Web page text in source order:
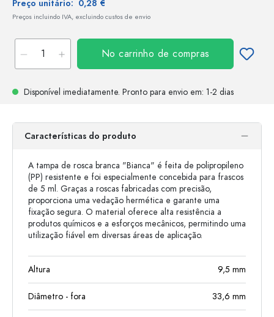
Preço unitário: 0,28 €
Preços incluindo IVA, excluindo custos de envio
No carrinho de compras
Disponível imediatamente. Pronto para envio em: 1-2 dias
Características do produto
A tampa de rosca branca "Bianca" é feita de polipropileno
(PP) resistente e foi especialmente concebida para frascos
de 5 ml. Graças a roscas fabricadas com precisão,
proporciona uma vedação hermética e garante uma
fixação segura. O material oferece alta resistência a
produtos químicos e a esforços mecânicos, permitindo uma
utilização fiável em diversas áreas de aplicação.
Altura 9,5 mm
Diâmetro - fora 33,6 mm